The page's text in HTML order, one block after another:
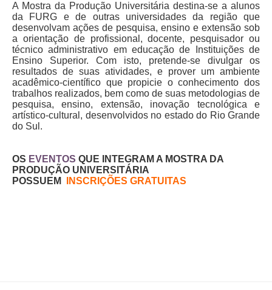
A Mostra da Produção Universitária destina-se a alunos
da FURG e de outras universidades da região que
desenvolvam ações de pesquisa, ensino e extensão sob
a orientação de profissional, docente, pesquisador ou
técnico administrativo em educação de Instituições de
Ensino Superior. Com isto, pretende-se divulgar os
resultados de suas atividades, e prover um ambiente
acadêmico-científico que propicie o conhecimento dos
trabalhos realizados, bem como de suas metodologias de
pesquisa, ensino, extensão, inovação tecnológica e
artístico-cultural, desenvolvidos no estado do Rio Grande
do Sul.
OS EVENTOS QUE INTEGRAM A MOSTRA DA
PRODUÇÃO UNIVERSITÁRIA
POSSUEM
INSCRIÇÕES GRATUITAS